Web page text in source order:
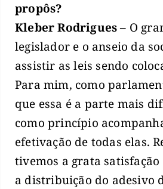
propôs?
Kleber Rodrigues – O
legislador e o anseio da
assistir as leis sendo
Para mim, como
que essa é a parte mais
como princípio
efetivação de todas elas.
tivemos a grata
a distribuição do adesivo